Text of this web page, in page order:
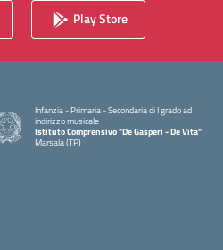
Play Store
Infanzia - Primaria - Secondaria di I grado ad
indirizzo musicale
Istituto Comprensivo "De Gasperi - De Vita"
Marsala (TP)